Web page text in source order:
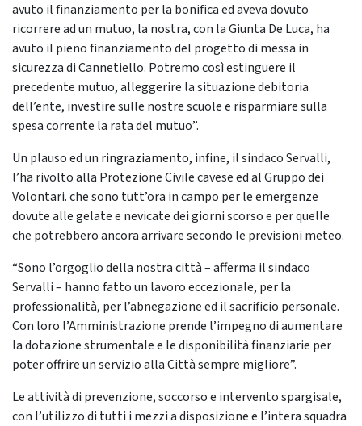
avuto il finanziamento per la bonifica ed aveva dovuto
ricorrere ad un mutuo, la nostra, con la Giunta De Luca, ha
avuto il pieno finanziamento del progetto di messa in
sicurezza di Cannetiello. Potremo così estinguere il
precedente mutuo, alleggerire la situazione debitoria
dell’ente, investire sulle nostre scuole e risparmiare sulla
spesa corrente la rata del mutuo”.
Un plauso ed un ringraziamento, infine, il sindaco Servalli,
l’ha rivolto alla Protezione Civile cavese ed al Gruppo dei
Volontari. che sono tutt’ora in campo per le emergenze
dovute alle gelate e nevicate dei giorni scorso e per quelle
che potrebbero ancora arrivare secondo le previsioni meteo.
“Sono l’orgoglio della nostra città – afferma il sindaco
Servalli – hanno fatto un lavoro eccezionale, per la
professionalità, per l’abnegazione ed il sacrificio personale.
Con loro l’Amministrazione prende l’impegno di aumentare
la dotazione strumentale e le disponibilità finanziarie per
poter offrire un servizio alla Città sempre migliore”.
Le attività di prevenzione, soccorso e intervento spargisale,
con l’utilizzo di tutti i mezzi a disposizione e l’intera squadra